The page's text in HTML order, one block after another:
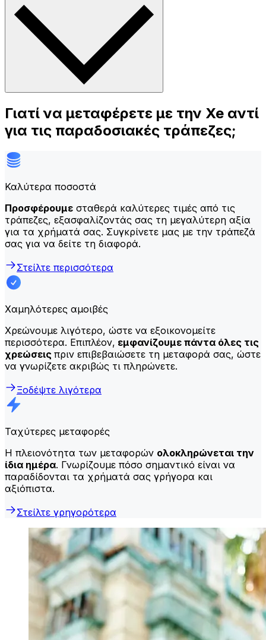
Γιατί να μεταφέρετε με την Xe αντί
για τις παραδοσιακές τράπεζες;
Καλύτερα ποσοστά
Προσφέρουμε σταθερά καλύτερες τιμές από τις
τράπεζες, εξασφαλίζοντάς σας τη μεγαλύτερη αξία
για τα χρήματά σας. Συγκρίνετε μας με την τράπεζά
σας για να δείτε τη διαφορά.
Στείλτε περισσότερα
Χαμηλότερες αμοιβές
Χρεώνουμε λιγότερο, ώστε να εξοικονομείτε
περισσότερα. Επιπλέον, εμφανίζουμε πάντα όλες τις
χρεώσεις πριν επιβεβαιώσετε τη μεταφορά σας, ώστε
να γνωρίζετε ακριβώς τι πληρώνετε.
Ξοδέψτε λιγότερα
Ταχύτερες μεταφορές
Η πλειονότητα των μεταφορών ολοκληρώνεται την
ίδια ημέρα. Γνωρίζουμε πόσο σημαντικό είναι να
παραδίδονται τα χρήματά σας γρήγορα και
αξιόπιστα.
Στείλτε γρηγορότερα